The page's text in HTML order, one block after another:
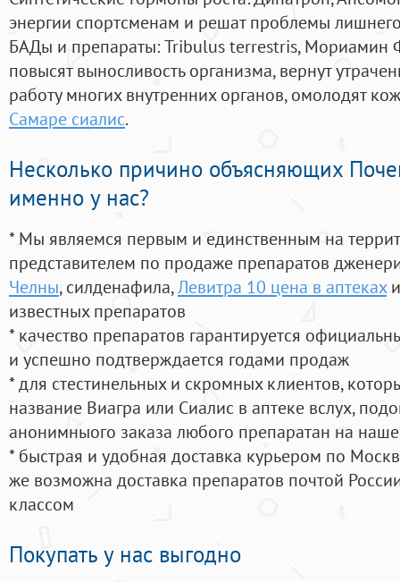
энергии спортсменам и решат проблемы
БАДы и препараты:Tribulus terrestris, Мориамин
повысят выносливость организма, вернут
работу многих внутренних органов, омолодят
Самаре сиалис.
Несколько причино объясняющих
именно у нас?
* Мы являемся первым и единственным на
представителем по продаже препаратов
Челны, силденафила,Левитра 10 цена в аптеках
известных препаратов
* качество препаратов гарантируется
и успешно подтверждается годами продаж
* для стестинельных и скромных клиентов,
название Виагра или Сиалис в аптеке вслух,
анонимныого заказа любого препаратан на
* быстрая и удобная доставка курьером по
же возможна доставка препаратов почтой
классом
Покупать у нас выгодно